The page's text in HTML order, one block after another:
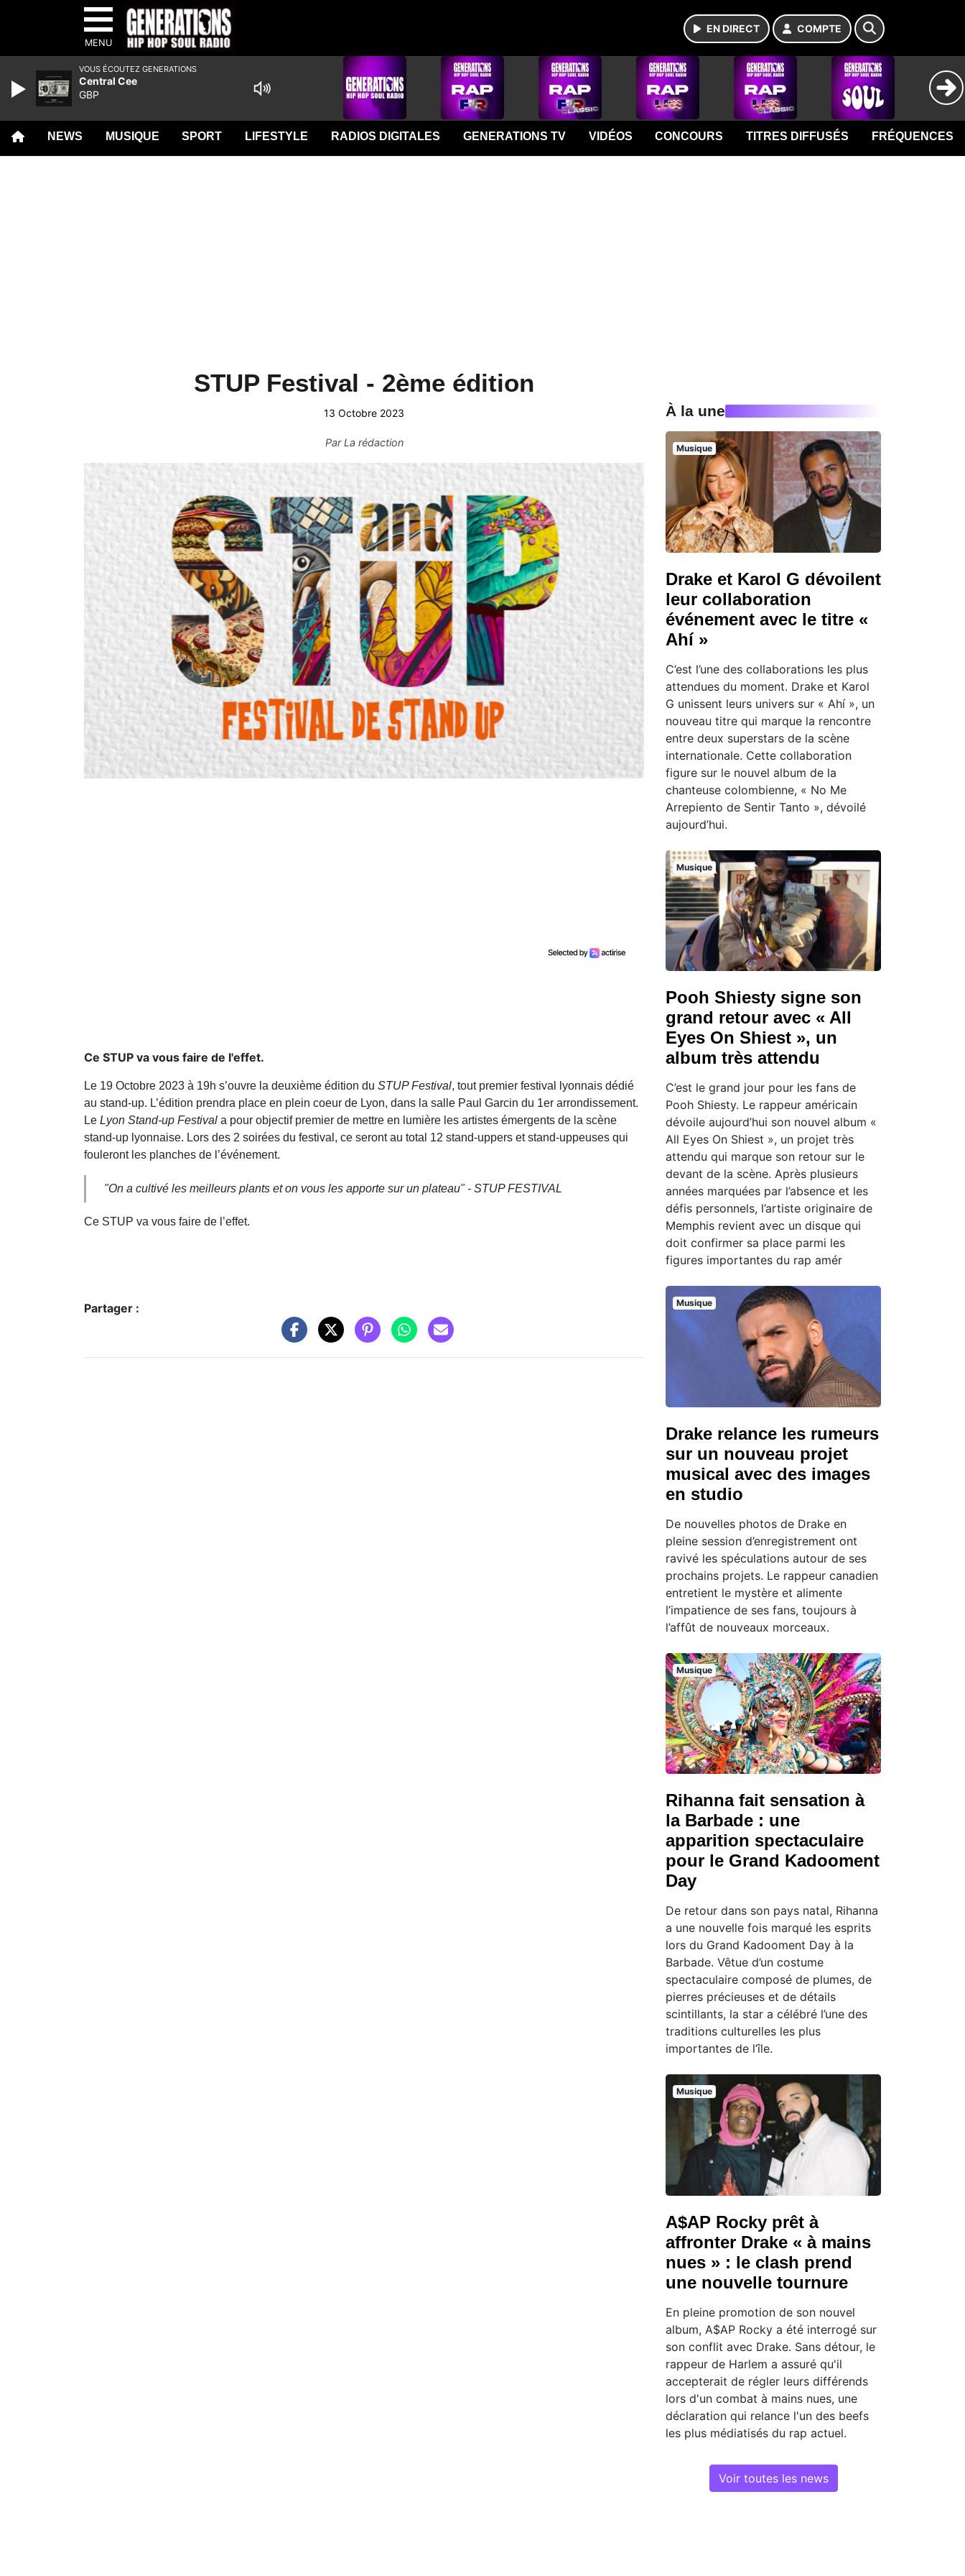
MENU
EN DIRECT COMPTE
NEWS MUSIQUE SPORT LIFESTYLE RADIOS DIGITALES GENERATIONS TV VIDÉOS CONCOURS TITRES DIFFUSÉS FRÉQUENCES
STUP Festival - 2ème édition
13 Octobre 2023
ParLa rédaction
Ce STUP va vous faire de l'effet.
Le 19 Octobre 2023 à 19h s’ouvre la deuxième édition du STUP Festival, tout premier festival lyonnais dédié
au stand-up. L’édition prendra place en plein coeur de Lyon, dans la salle Paul Garcin du 1er arrondissement.
Le Lyon Stand-up Festival a pour objectif premier de mettre en lumière les artistes émergents de la scène
stand-up lyonnaise. Lors des 2 soirées du festival, ce seront au total 12 stand-uppers et stand-uppeuses qui
fouleront les planches de l’événement.
"On a cultivé les meilleurs plants et on vous les apporte sur un plateau" - STUP FESTIVAL
Ce STUP va vous faire de l’effet.
Partager :
À la une
Musique
Drake et Karol G dévoilent
leur collaboration
événement avec le titre «
Ahí »
C’est l’une des collaborations les plus
attendues du moment. Drake et Karol
G unissent leurs univers sur « Ahí », un
nouveau titre qui marque la rencontre
entre deux superstars de la scène
internationale. Cette collaboration
figure sur le nouvel album de la
chanteuse colombienne, « No Me
Arrepiento de Sentir Tanto », dévoilé
aujourd’hui.
Musique
Pooh Shiesty signe son
grand retour avec « All
Eyes On Shiest », un
album très attendu
C’est le grand jour pour les fans de
Pooh Shiesty. Le rappeur américain
dévoile aujourd’hui son nouvel album «
All Eyes On Shiest », un projet très
attendu qui marque son retour sur le
devant de la scène. Après plusieurs
années marquées par l’absence et les
défis personnels, l’artiste originaire de
Memphis revient avec un disque qui
doit confirmer sa place parmi les
figures importantes du rap amér
Musique
Drake relance les rumeurs
sur un nouveau projet
musical avec des images
en studio
De nouvelles photos de Drake en
pleine session d’enregistrement ont
ravivé les spéculations autour de ses
prochains projets. Le rappeur canadien
entretient le mystère et alimente
l’impatience de ses fans, toujours à
l’affût de nouveaux morceaux.
Musique
Rihanna fait sensation à
la Barbade : une
apparition spectaculaire
pour le Grand Kadooment
Day
De retour dans son pays natal, Rihanna
a une nouvelle fois marqué les esprits
lors du Grand Kadooment Day à la
Barbade. Vêtue d’un costume
spectaculaire composé de plumes, de
pierres précieuses et de détails
scintillants, la star a célébré l’une des
traditions culturelles les plus
importantes de l’île.
Musique
A$AP Rocky prêt à
affronter Drake « à mains
nues » : le clash prend
une nouvelle tournure
En pleine promotion de son nouvel
album, A$AP Rocky a été interrogé sur
son conflit avec Drake. Sans détour, le
rappeur de Harlem a assuré qu'il
accepterait de régler leurs différends
lors d'un combat à mains nues, une
déclaration qui relance l'un des beefs
les plus médiatisés du rap actuel.
Voir toutes les news
VOUS ÉCOUTEZ GENERATIONS
Central Cee
GBP